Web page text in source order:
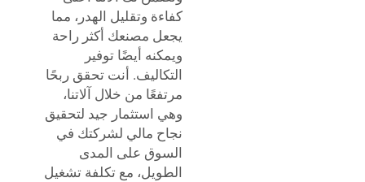
كفاءة وتقليل الهدر، مما
يجعل مصنعك أكثر راحة
ويمكنه أيضًا توفير
التكاليف. أنت تحقق ربحًا
مرتفعًا من خلال آلاتنا،
وهي استثمار جيد لتحقيق
نجاح مالي لشركتك في
السوق على المدى
الطويل، مع تكلفة تشغيل